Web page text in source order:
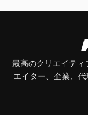
最高のクリエイテ
エイター、企業、